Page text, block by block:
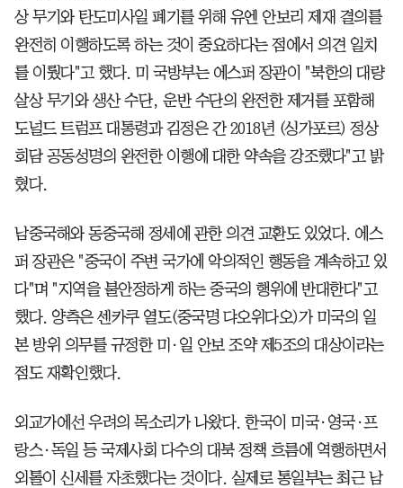
상 무기와 탄도미사일 폐기를 위해 유엔 안보리 제재 결의를
완전히 이행하도록 하는 것이 중요하다는 점에서 의견 일치
를 이뤘다"고 했다. 미 국방부는 에스퍼 장관이 "북한의 대량
살상 무기와 생산 수단, 운반 수단의 완전한 제거를 포함해
도널드 트럼프 대통령과 김정은 간 2018년 (싱가포르) 정상
회담 공동성명의 완전한 이행에 대한 약속을 강조했다"고 밝
혔다.
남중국해와 동중국해 정세에 관한 의견 교환도 있었다. 에스
퍼 장관은 "중국이 주변 국가에 악의적인 행동을 계속하고 있
다"며 "지역을 불안정하게 하는 중국의 행위에 반대한다"고
했다. 양측은 센카쿠 열도(중국명 댜오위다오)가 미국의 일
본 방위 의무를 규정한 미·일 안보 조약 제5조의 대상이라는
점도 재확인했다.
외교가에선 우려의 목소리가 나왔다. 한국이 미국·영국·프
랑스·독일 등 국제사회 다수의 대북 정책 흐름에 역행하면서
외톨이 신세를 자초했다는 것이다. 실제로 통일부는 최근 남